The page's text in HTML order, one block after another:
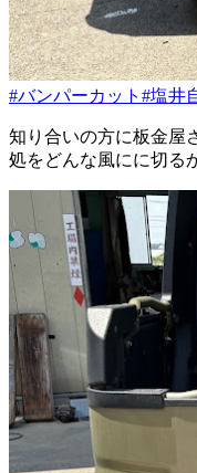
#バンパーカット #塩井
知り合いの方に板金屋
処をどんな風にに切る